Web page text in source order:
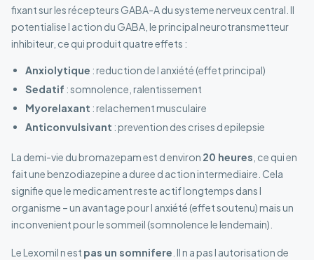
fixant sur les récepteurs GABA-A du systeme nerveux central. Il
potentialise l action du GABA, le principal neurotransmetteur
inhibiteur, ce qui produit quatre effets :
Anxiolytique : reduction de l anxiété (effet principal)
Sedatif : somnolence, ralentissement
Myorelaxant : relachement musculaire
Anticonvulsivant : prevention des crises d epilepsie
La demi-vie du bromazepam est d environ 20 heures , ce qui en
fait une benzodiazepine a duree d action intermediaire. Cela
signifie que le medicament reste actif longtemps dans l
organisme – un avantage pour l anxiété (effet soutenu) mais un
inconvenient pour le sommeil (somnolence le lendemain).
Le Lexomil n est pas un somnifere . Il n a pas l autorisation de